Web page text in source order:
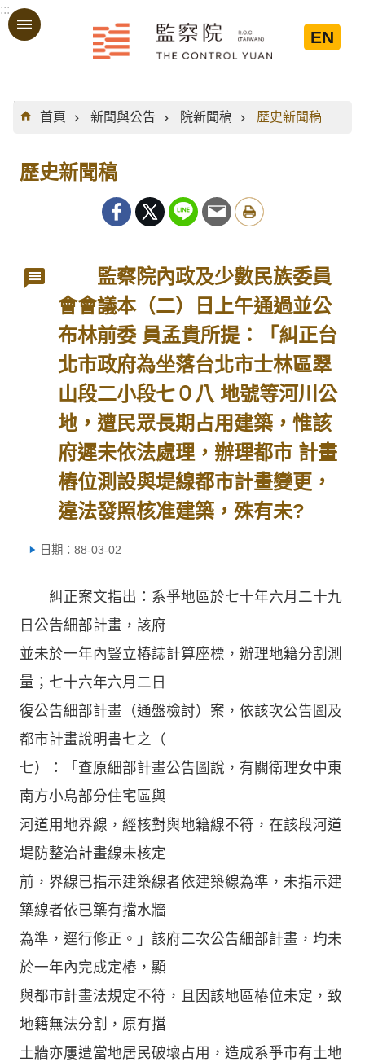
跳到主要內容區塊
:::
EN
:::
首頁
新聞與公告 院新聞稿 歷史新聞稿
歷史新聞稿
監察院內政及少數民族委員
會會議本（二）日上午通過並公
布林前委 員孟貴所提：「糾正台
北市政府為坐落台北市士林區翠
山段二小段七０八 地號等河川公
地，遭民眾長期占用建築，惟該
府遲未依法處理，辦理都市 計畫
樁位測設與堤線都市計畫變更，
違法發照核准建築，殊有未?
日期：88-03-02
糾正案文指出：系爭地區於七十年六月二十九
日公告細部計畫，該府
並未於一年內豎立樁誌計算座標，辦理地籍分割測
量；七十六年六月二日
復公告細部計畫（通盤檢討）案，依該次公告圖及
都市計畫說明書七之（
七）：「查原細部計畫公告圖說，有關衛理女中東
南方小島部分住宅區與
河道用地界線，經核對與地籍線不符，在該段河道
堤防整治計畫線未核定
前，界線已指示建築線者依建築線為準，未指示建
築線者依已築有擋水牆
為準，逕行修正。」該府二次公告細部計畫，均未
於一年內完成定樁，顯
與都市計畫法規定不符，且因該地區樁位未定，致
地籍無法分割，原有擋
土牆亦屢遭當地居民破壞占用，造成系爭市有土地